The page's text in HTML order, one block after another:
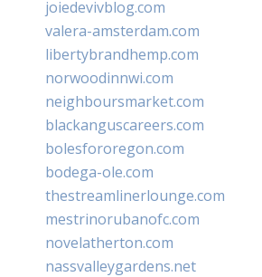
joiedevivblog.com
valera-amsterdam.com
libertybrandhemp.com
norwoodinnwi.com
neighboursmarket.com
blackanguscareers.com
bolesfororegon.com
bodega-ole.com
thestreamlinerlounge.com
mestrinorubanofc.com
novelatherton.com
nassvalleygardens.net